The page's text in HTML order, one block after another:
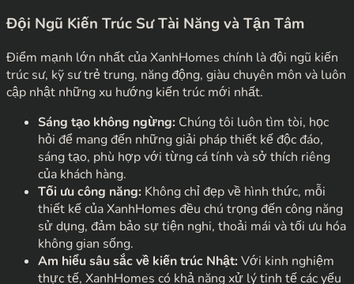
Đội Ngũ Kiến Trúc Sư Tài Năng và Tận Tâm
Điểm mạnh lớn nhất của XanhHomes chính là đội ngũ kiến
trúc sư, kỹ sư trẻ trung, năng động, giàu chuyên môn và luôn
cập nhật những xu hướng kiến trúc mới nhất.
Sáng tạo không ngừng: Chúng tôi luôn tìm tòi, học
hỏi để mang đến những giải pháp thiết kế độc đáo,
sáng tạo, phù hợp với từng cá tính và sở thích riêng
của khách hàng.
Tối ưu công năng: Không chỉ đẹp về hình thức, mỗi
thiết kế của XanhHomes đều chú trọng đến công năng
sử dụng, đảm bảo sự tiện nghi, thoải mái và tối ưu hóa
không gian sống.
Am hiểu sâu sắc về kiến trúc Nhật:Với kinh nghiệm
thực tế, XanhHomes có khả năng xử lý tinh tế các yếu